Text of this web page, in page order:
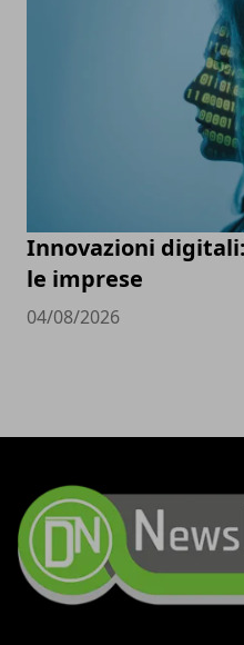
Innovazioni
le imprese
04/08/2026